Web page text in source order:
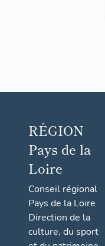
RÉGION
Pays de la
Loire
Conseil régional
Pays de la Loire
Direction de la
culture, du sport